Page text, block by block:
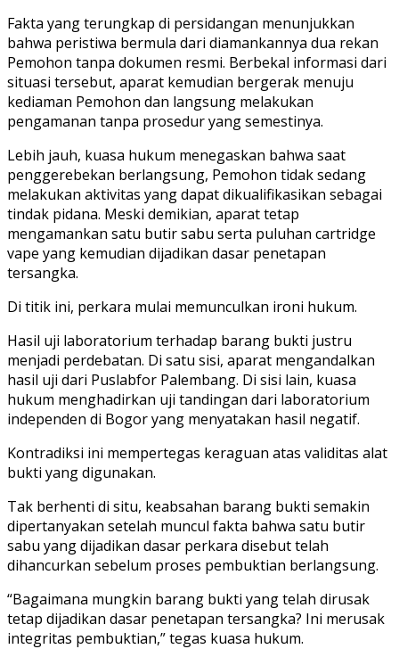
Fakta yang terungkap di persidangan menunjukkan
bahwa peristiwa bermula dari diamankannya dua rekan
Pemohon tanpa dokumen resmi. Berbekal informasi dari
situasi tersebut, aparat kemudian bergerak menuju
kediaman Pemohon dan langsung melakukan
pengamanan tanpa prosedur yang semestinya.
Lebih jauh, kuasa hukum menegaskan bahwa saat
penggerebekan berlangsung, Pemohon tidak sedang
melakukan aktivitas yang dapat dikualifikasikan sebagai
tindak pidana. Meski demikian, aparat tetap
mengamankan satu butir sabu serta puluhan cartridge
vape yang kemudian dijadikan dasar penetapan
tersangka.
Di titik ini, perkara mulai memunculkan ironi hukum.
Hasil uji laboratorium terhadap barang bukti justru
menjadi perdebatan. Di satu sisi, aparat mengandalkan
hasil uji dari Puslabfor Palembang. Di sisi lain, kuasa
hukum menghadirkan uji tandingan dari laboratorium
independen di Bogor yang menyatakan hasil negatif.
Kontradiksi ini mempertegas keraguan atas validitas alat
bukti yang digunakan.
Tak berhenti di situ, keabsahan barang bukti semakin
dipertanyakan setelah muncul fakta bahwa satu butir
sabu yang dijadikan dasar perkara disebut telah
dihancurkan sebelum proses pembuktian berlangsung.
“Bagaimana mungkin barang bukti yang telah dirusak
tetap dijadikan dasar penetapan tersangka? Ini merusak
integritas pembuktian,” tegas kuasa hukum.